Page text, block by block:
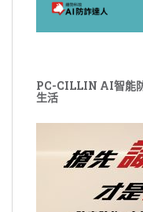
PC-CILLIN AI智能
生活